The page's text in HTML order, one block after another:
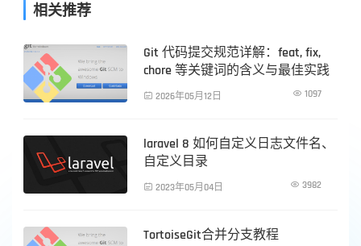
相关推荐
PHP技术
Git 代码提交规范详解：feat, fix,
chore 等关键词的含义与最佳实践
 2026年05月12日  1097
laravel 8 如何自定义日志文件名、
自定义目录
 2023年05月04日  3982
PHP技术 TortoiseGit合并分支教程